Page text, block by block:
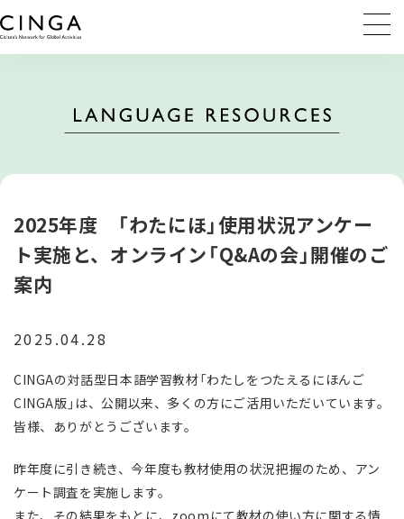
2025年度 「わたにほ」使用状況アンケー
ト実施と、オンライン「Q&Aの会」開催のご
案内
2025.04.28
CINGAの対話型日本語学習教材「わたしをつたえるにほんご
CINGA版」は、公開以来、多くの方にご活用いただいています。
皆様、ありがとうございます。
昨年度に引き続き、今年度も教材使用の状況把握のため、アン
ケート調査を実施します。
また、その結果をもとに、zoomにて教材の使い方に関する情